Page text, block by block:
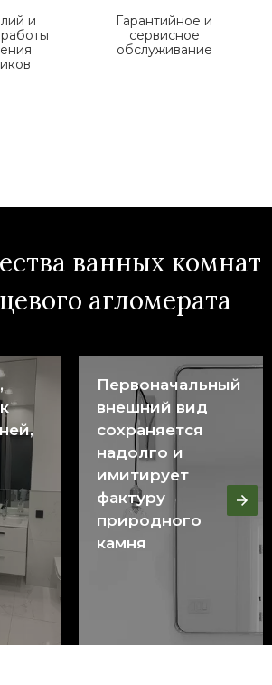
и
Гарантийное и
сервисное
обслуживание
ванных комнат
агломерата
Первоначальный
внешний вид
сохраняется
надолго и
имитирует
фактуру
природного
камня